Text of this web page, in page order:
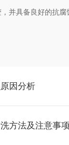
具备良好的抗腐
因分析
方法及注意事项